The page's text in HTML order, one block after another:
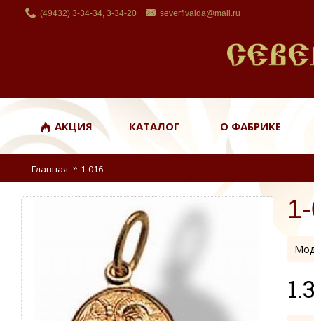
(49432) 3-34-34, 3-34-20 severfivaida@mail.ru
АКЦИЯ КАТАЛОГ О ФАБРИКЕ
Главная 1-016